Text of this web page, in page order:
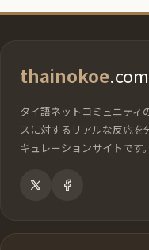
thainokoe.com
タイ語ネットコミュニティ
スに対するリアルな反応を
キュレーションサイトです。